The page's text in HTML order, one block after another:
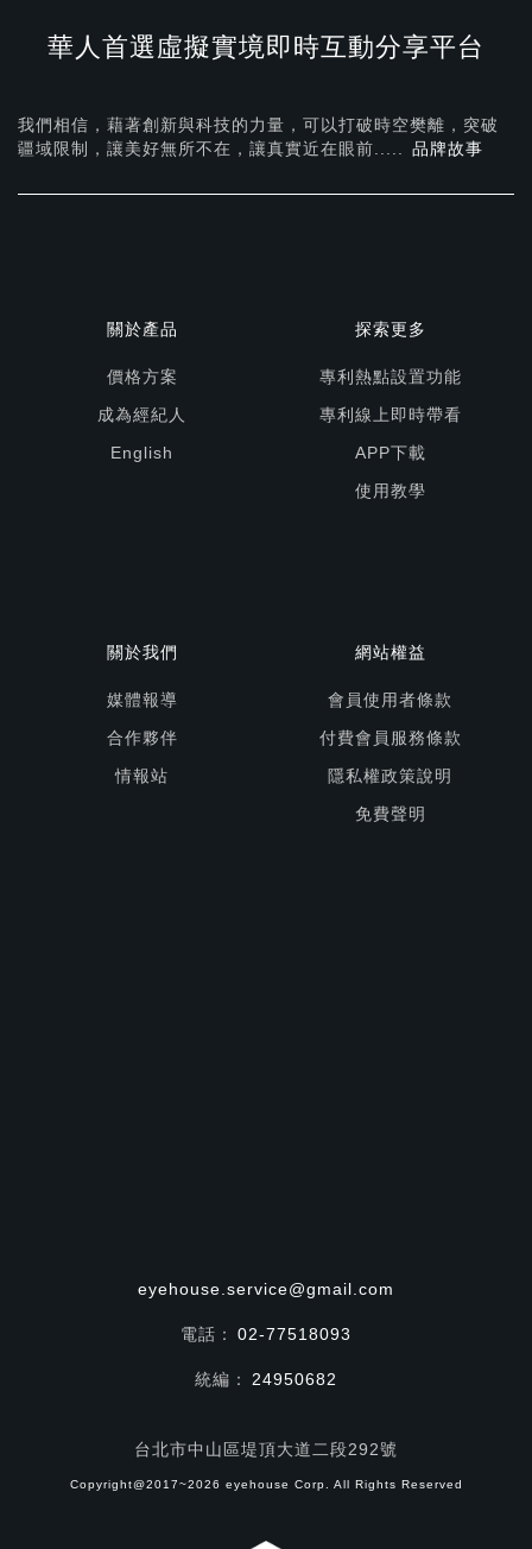
華人首選虛擬實境即時互動分享平台
我們相信，藉著創新與科技的力量，可以打破時空樊離，突破
疆域限制，讓美好無所不在， 讓真實近在眼前..... 品牌故事
關於產品
價格方案
成為經紀人
English
探索更多
專利熱點設置功能
專利線上即時帶看
APP下載
使用教學
關於我們
媒體報導
合作夥伴
情報站
網站權益
會員使用者條款
付費會員服務條款
隱私權政策說明
免費聲明
eyehouse.service@gmail.com
電話： 02-77518093
統編： 24950682
台北市中山區堤頂大道二段292號
Copyright@2017~2026 eyehouse Corp. All Rights Reserved